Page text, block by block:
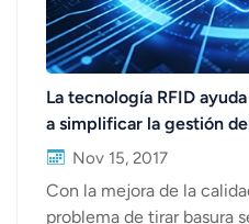
La tecnología RFID
a simplificar la gestión
Nov 15, 2017
Con la mejora de la
problema de tirar basura